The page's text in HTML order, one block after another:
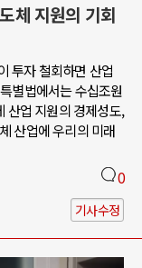
체 지원의 기회
투자 철회하면 산업
별법에서는 수십조원
산업 지원의 경제성도,
산업에 우리의 미래
0
기사수정